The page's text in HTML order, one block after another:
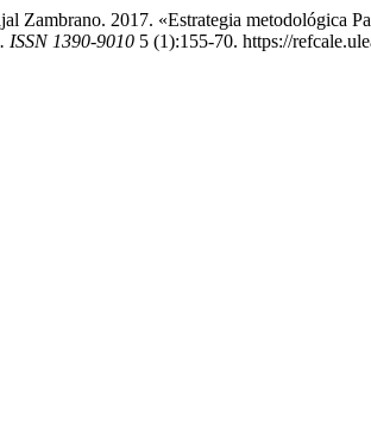
Zambrano. 2017. «Estrategia
ISSN 1390-9010 5 (1):155-70. https://